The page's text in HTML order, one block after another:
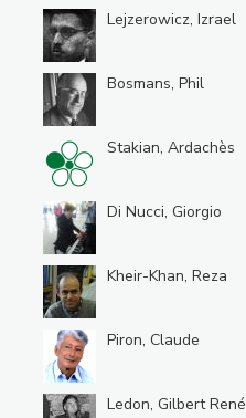
Lejzerowicz, Izrael
Bosmans, Phil
Stakian, Ardachès
Di Nucci, Giorgio
Kheir-Khan, Reza
Piron, Claude
Ledon, Gilbert René